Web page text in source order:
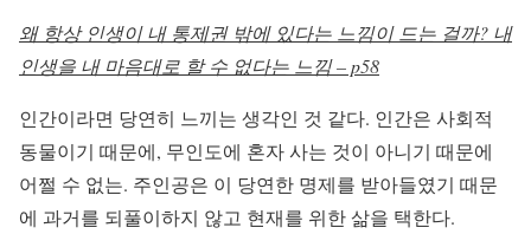
왜 항상 인생이 내 통제권 밖에 있다는 느낌이 드는 걸까? 내
인생을 내 마음대로 할 수 없다는 느낌 – p58
인간이라면 당연히 느끼는 생각인 것 같다. 인간은 사회적
동물이기 때문에, 무인도에 혼자 사는 것이 아니기 때문에
어쩔 수 없는. 주인공은 이 당연한 명제를 받아들였기 때문
에 과거를 되풀이하지 않고 현재를 위한 삶을 택한다.